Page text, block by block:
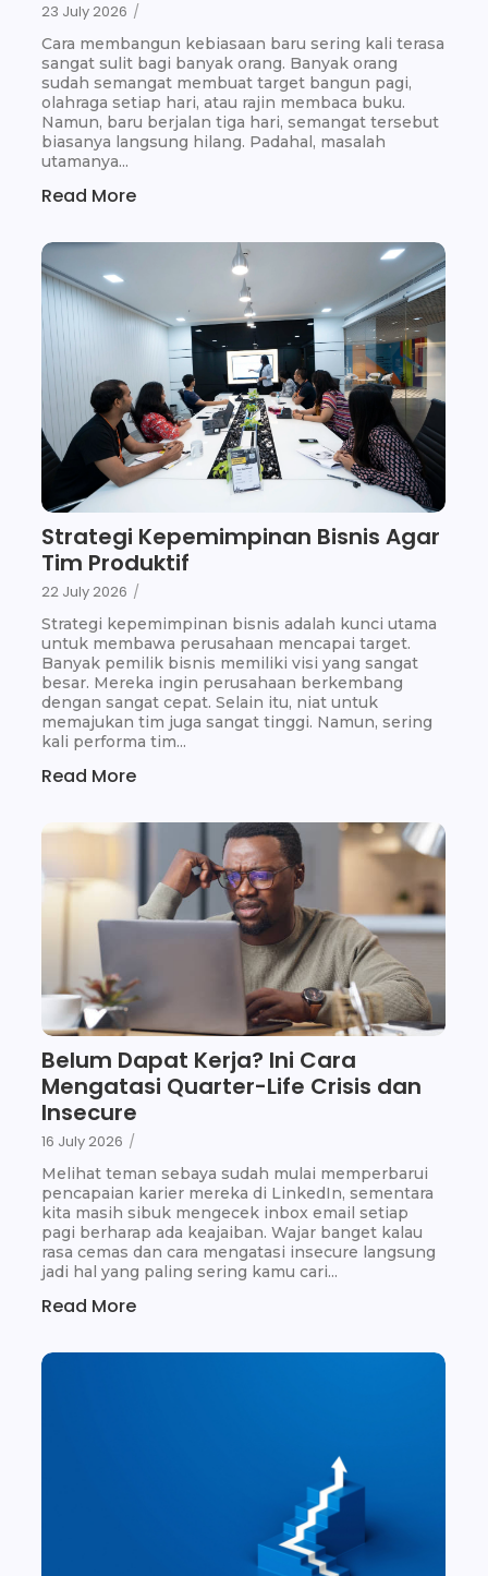
23 July 2026 /
Cara membangun kebiasaan baru sering kali terasa
sangat sulit bagi banyak orang. Banyak orang
sudah semangat membuat target bangun pagi,
olahraga setiap hari, atau rajin membaca buku.
Namun, baru berjalan tiga hari, semangat tersebut
biasanya langsung hilang. Padahal, masalah
utamanya...
Read More
Strategi Kepemimpinan Bisnis Agar
Tim Produktif
22 July 2026 /
Strategi kepemimpinan bisnis adalah kunci utama
untuk membawa perusahaan mencapai target.
Banyak pemilik bisnis memiliki visi yang sangat
besar. Mereka ingin perusahaan berkembang
dengan sangat cepat. Selain itu, niat untuk
memajukan tim juga sangat tinggi. Namun, sering
kali performa tim...
Read More
Belum Dapat Kerja? Ini Cara
Mengatasi Quarter-Life Crisis dan
Insecure
16 July 2026 /
Melihat teman sebaya sudah mulai memperbarui
pencapaian karier mereka di LinkedIn, sementara
kita masih sibuk mengecek inbox email setiap
pagi berharap ada keajaiban. Wajar banget kalau
rasa cemas dan cara mengatasi insecure langsung
jadi hal yang paling sering kamu cari...
Read More